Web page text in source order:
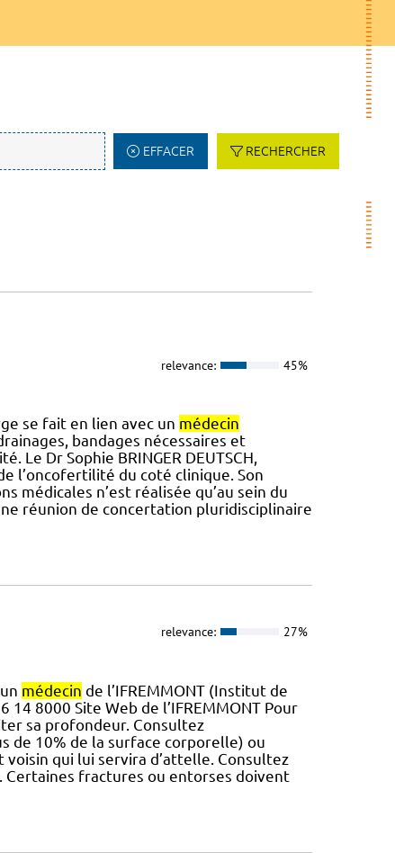
EFFACER RECHERCHER
relevance: 45%
se fait en lien avec un médecin
bandages nécessaires et
Dr Sophie BRINGER DEUTSCH,
l’oncofertilité du coté clinique. Son
médicales n’est réalisée qu’au sein du
réunion de concertation pluridisciplinaire
relevance: 27%
médecin de l’IFREMMONT (Institut de
14 8000 Site Web de l’IFREMMONT Pour
sa profondeur. Consultez
de 10% de la surface corporelle) ou
qui lui servira d’attelle. Consultez
fractures ou entorses doivent